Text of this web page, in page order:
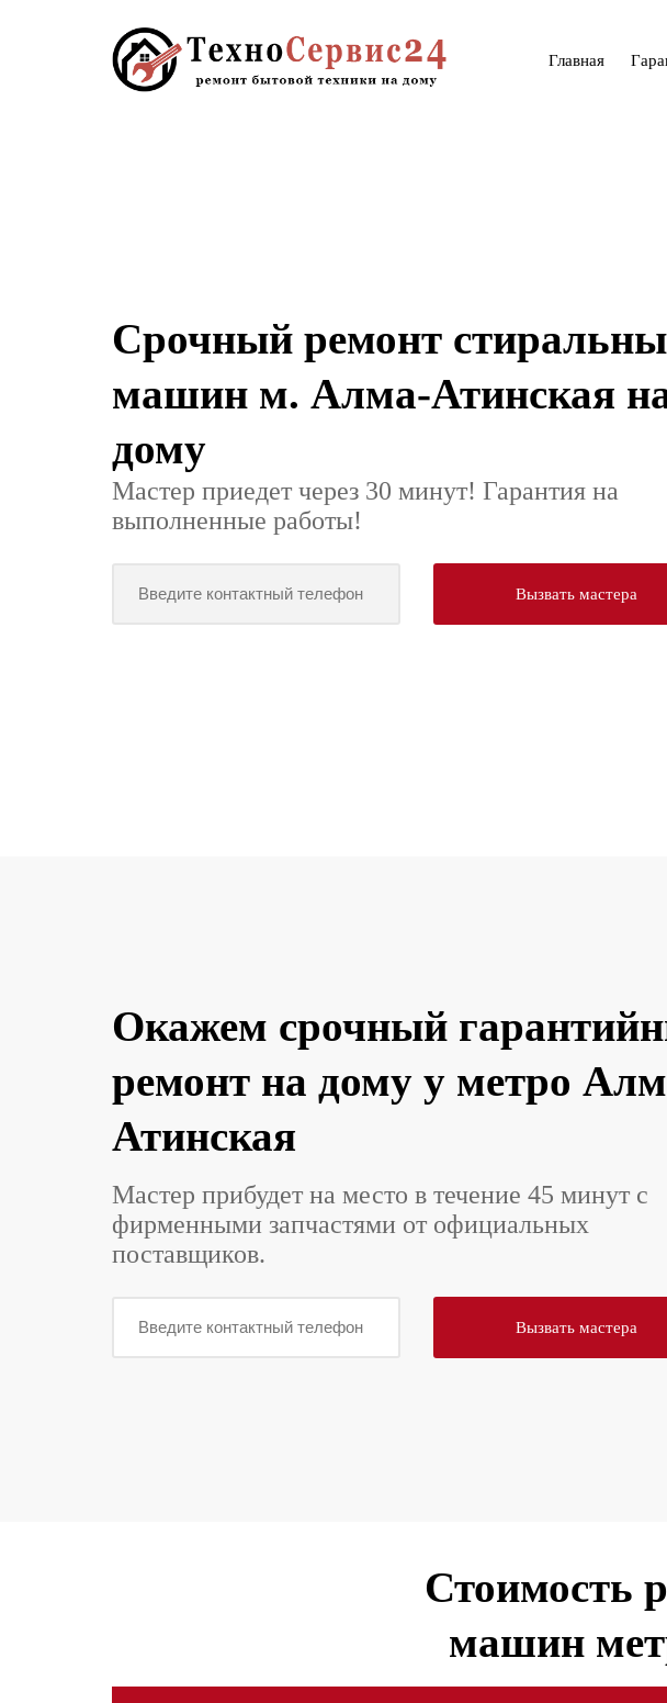
Главная
Срочный ремонт
машин м. Алма-Атинская
дому
Мастер приедет через 30 минут! Гарантия на
Окажем срочный
ремонт на дому у метро
Атинская
Мастер прибудет на место в течение 45 минут с
фирменными запчастями от официальных
поставщиков.
Стоимость
машин